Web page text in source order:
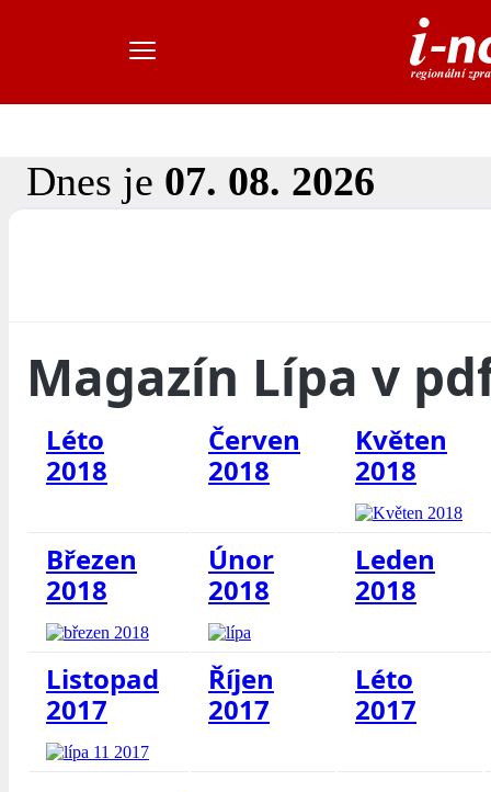
Dnes je 07. 08. 2026
Magazín Lípa v
Léto
2018
Červen
2018
Květen
2018
Březen
2018
Únor
2018
Leden
2018
Listopad
2017
Říjen
2017
Léto
2017